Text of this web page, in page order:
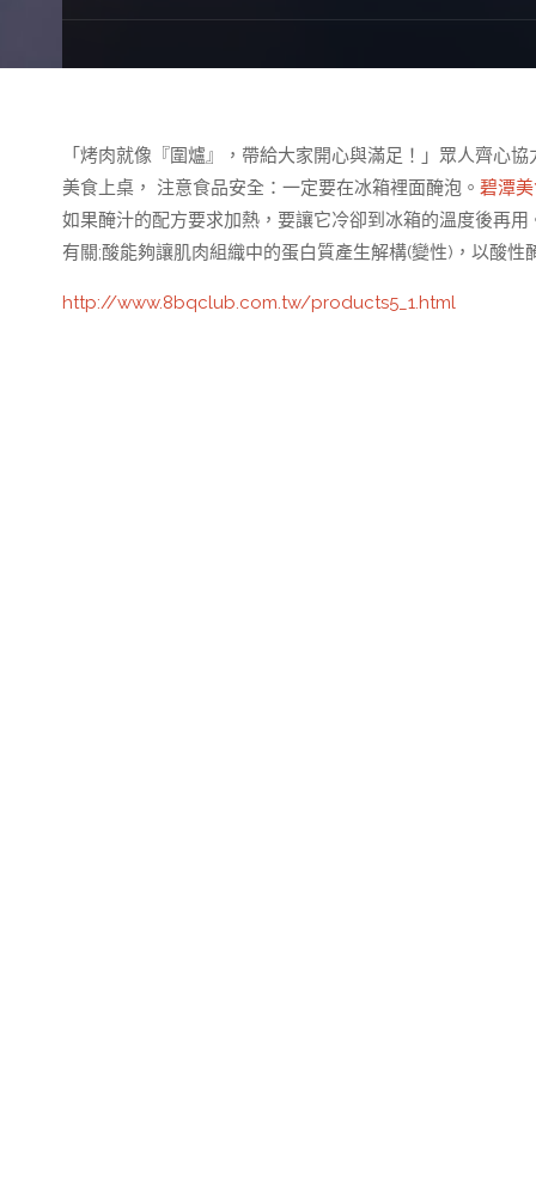
「烤肉就像『圍爐』，帶給大家開心與滿足！」眾人齊心
美食上桌， 注意食品安全：一定要在冰箱裡面醃泡。 碧潭
如果醃汁的配方要求加熱，要讓它冷卻到冰箱的溫度後再
有關;酸能夠讓肌肉組織中的蛋白質產生解構(變性)，以酸
http://www.8bqclub.com.tw/products5_1.html